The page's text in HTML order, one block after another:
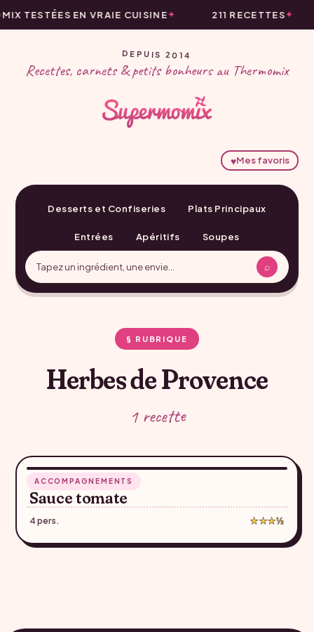
TESTÉES EN VRAIE CUISINE 211 RECETTES
DEPUIS 2014
Recettes, carnets & petits bonheurs au Thermomix
♥Mes favoris
Desserts et Confiseries Plats Principaux
Entrées Apéritifs Soupes
⌕
§ RUBRIQUE
Herbes de Provence
1 recette
ACCOMPAGNEMENTS
Sauce tomate
4 pers. ★★★½